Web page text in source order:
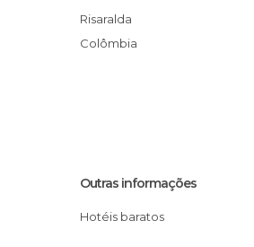
Risaralda
Colômbia
Outras informações
Hotéis baratos